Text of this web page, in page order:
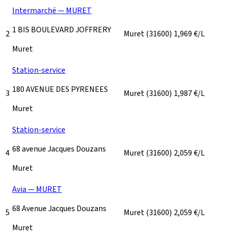
2
Intermarché — MURET
1 BIS BOULEVARD JOFFRERY
Muret
Muret(31600) 1,969€/L
3
Station-service
180 AVENUE DES PYRENEES
Muret
Muret(31600) 1,987€/L
4
Station-service
68 avenue Jacques Douzans
Muret
Muret(31600) 2,059€/L
5
Avia — MURET
68 Avenue Jacques Douzans
Muret
Muret(31600) 2,059€/L